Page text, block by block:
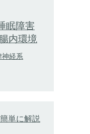
眠障害
腸内環境
神経系
単に解説